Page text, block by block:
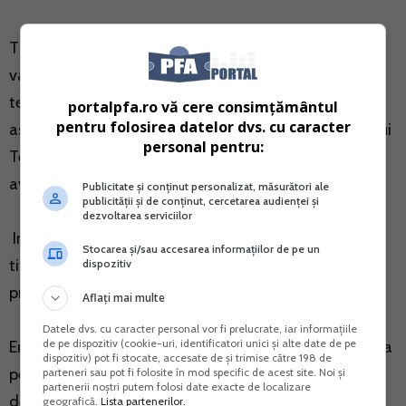
Titlurile de stat sunt in forma dematerializata si au
valoare nominala de 1 leu. Dobanda este platita la
termenele prevazute in prospectul de emisiune. De
asemenea, titlurile de stat emise in cadrul Programului
Tezaur sunt transferabile si se pot rascumpara in
avans.
In cazul decesului, dreptul de proprietate asupra
titlurilor de stat se transfera mostenitorilor, care
prezinta documentele legale care le atesta calitatea.
Emiterea titlurilor de stat pentru populatie va continua
pe tot parcursul anului 2019. In fiecare luna perioada
de subscriere va fi de trei saptamani iar maturitatile
portalpfa.ro vă cere consimțământul
pentru folosirea datelor dvs. cu caracter
personal pentru:
Publicitate și conținut personalizat, măsurători ale
publicității și de conținut, cercetarea audienței și
dezvoltarea serviciilor
Stocarea și/sau accesarea informațiilor de pe un
dispozitiv
Aflați mai multe
Datele dvs. cu caracter personal vor fi prelucrate, iar informațiile
de pe dispozitiv (cookie-uri, identificatori unici și alte date de pe
dispozitiv) pot fi stocate, accesate de și trimise către 198 de
parteneri sau pot fi folosite în mod specific de acest site. Noi și
partenerii noștri putem folosi date exacte de localizare
geografică.Lista partenerilor.